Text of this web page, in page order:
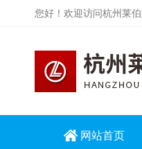
您好！欢迎访问杭州莱
网站首页